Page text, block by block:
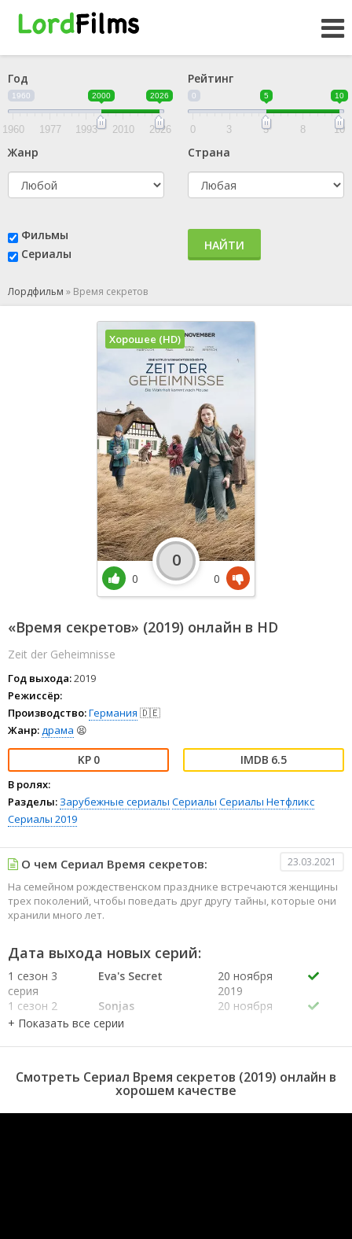
Год
1960 2000 2026
1960 1977 1993 2010 2026
Рейтинг
0 5 10
0 3 5 8 10
Жанр Страна
Фильмы
Сериалы
НАЙТИ
Лордфильм » Время секретов
«Время секретов» (2019) онлайн в HD
Zeit der Geheimnisse
Год выхода:2019
Режиссёр:
Производство:Германия 🇩🇪
Жанр:драма 😫
0 6.5
В ролях:
Разделы: Зарубежные сериалы Сериалы Сериалы Нетфликс
Сериалы 2019
Хорошее (HD)
0
0
0
О чем Сериал Время секретов: 23.03.2021
На семейном рождественском празднике встречаются женщины
трех поколений, чтобы поведать друг другу тайны, которые они
хранили много лет.
Дата выхода новых серий:
1 сезон 3
серия
Eva's Secret
20 ноября
2019
1 сезон 2
серия
Sonjas
Geheimnis
20 ноября
серия
Willkommen
Zuhause
2019
Смотреть Сериал Время секретов (2019) онлайн в
хорошем качестве